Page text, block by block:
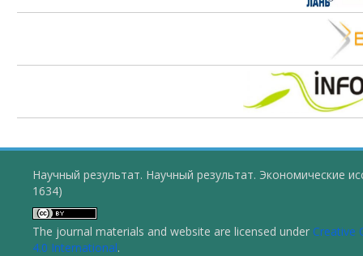
Научный результат. Научный результат. Экономические
1634)
The journal materials and website are licensed under Creative
4.0 International.